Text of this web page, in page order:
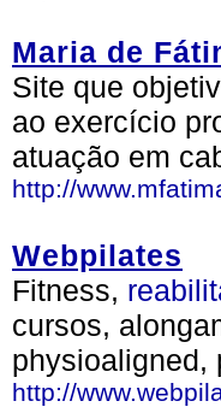
Maria de
Site que
ao exercício
atuação em
http://
Webpilates
Fitness,
cursos,
physioaligned,
http://